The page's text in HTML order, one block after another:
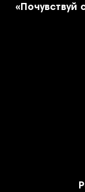
«Почувствуй